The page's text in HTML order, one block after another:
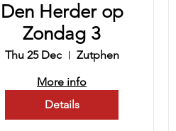
Den Herder op
Zondag 3
Thu 25 Dec
Zutphen
More info
Details